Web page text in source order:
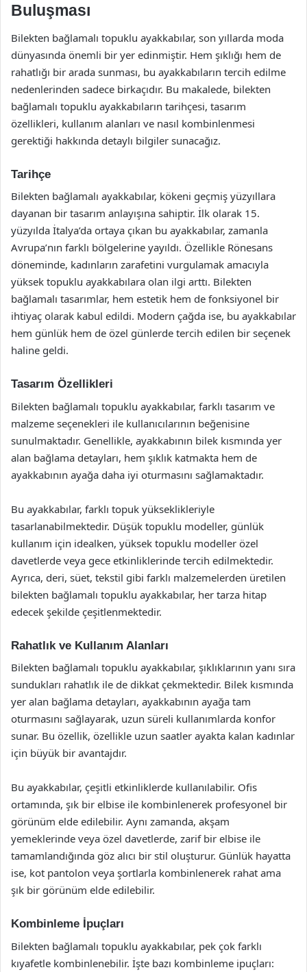
Buluşması
Bilekten bağlamalı topuklu ayakkabılar, son yıllarda moda
dünyasında önemli bir yer edinmiştir. Hem şıklığı hem de
rahatlığı bir arada sunması, bu ayakkabıların tercih edilme
nedenlerinden sadece birkaçıdır. Bu makalede, bilekten
bağlamalı topuklu ayakkabıların tarihçesi, tasarım
özellikleri, kullanım alanları ve nasıl kombinlenmesi
gerektiği hakkında detaylı bilgiler sunacağız.
Tarihçe
Bilekten bağlamalı ayakkabılar, kökeni geçmiş yüzyıllara
dayanan bir tasarım anlayışına sahiptir. İlk olarak 15.
yüzyılda İtalya’da ortaya çıkan bu ayakkabılar, zamanla
Avrupa’nın farklı bölgelerine yayıldı. Özellikle Rönesans
döneminde, kadınların zarafetini vurgulamak amacıyla
yüksek topuklu ayakkabılara olan ilgi arttı. Bilekten
bağlamalı tasarımlar, hem estetik hem de fonksiyonel bir
ihtiyaç olarak kabul edildi. Modern çağda ise, bu ayakkabılar
hem günlük hem de özel günlerde tercih edilen bir seçenek
haline geldi.
Tasarım Özellikleri
Bilekten bağlamalı topuklu ayakkabılar, farklı tasarım ve
malzeme seçenekleri ile kullanıcılarının beğenisine
sunulmaktadır. Genellikle, ayakkabının bilek kısmında yer
alan bağlama detayları, hem şıklık katmakta hem de
ayakkabının ayağa daha iyi oturmasını sağlamaktadır.
Bu ayakkabılar, farklı topuk yükseklikleriyle
tasarlanabilmektedir. Düşük topuklu modeller, günlük
kullanım için idealken, yüksek topuklu modeller özel
davetlerde veya gece etkinliklerinde tercih edilmektedir.
Ayrıca, deri, süet, tekstil gibi farklı malzemelerden üretilen
bilekten bağlamalı topuklu ayakkabılar, her tarza hitap
edecek şekilde çeşitlenmektedir.
Rahatlık ve Kullanım Alanları
Bilekten bağlamalı topuklu ayakkabılar, şıklıklarının yanı sıra
sundukları rahatlık ile de dikkat çekmektedir. Bilek kısmında
yer alan bağlama detayları, ayakkabının ayağa tam
oturmasını sağlayarak, uzun süreli kullanımlarda konfor
sunar. Bu özellik, özellikle uzun saatler ayakta kalan kadınlar
için büyük bir avantajdır.
Bu ayakkabılar, çeşitli etkinliklerde kullanılabilir. Ofis
ortamında, şık bir elbise ile kombinlenerek profesyonel bir
görünüm elde edilebilir. Aynı zamanda, akşam
yemeklerinde veya özel davetlerde, zarif bir elbise ile
tamamlandığında göz alıcı bir stil oluşturur. Günlük hayatta
ise, kot pantolon veya şortlarla kombinlenerek rahat ama
şık bir görünüm elde edilebilir.
Kombinleme İpuçları
Bilekten bağlamalı topuklu ayakkabılar, pek çok farklı
kıyafetle kombinlenebilir. İşte bazı kombinleme ipuçları: